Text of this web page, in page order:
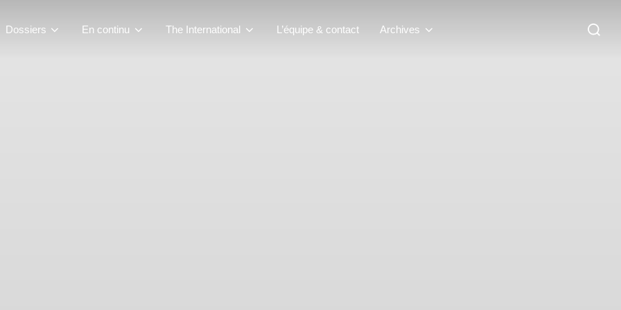
Dossiers En continu The International L’équipe & contact Archives